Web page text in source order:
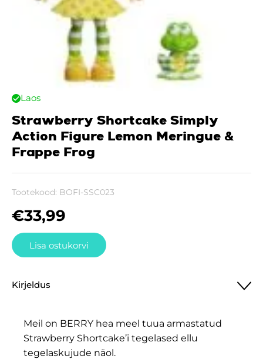
Laos
Strawberry Shortcake Simply
Action Figure Lemon Meringue &
Frappe Frog
Tootekood: BOFI-SSC023
€33,99
Lisa ostukorvi
Kirjeldus
Meil on BERRY hea meel tuua armastatud
Strawberry Shortcake’i tegelased ellu
tegelaskujude näol.